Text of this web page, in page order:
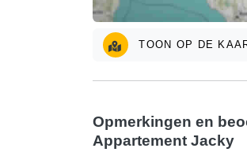
TOON OP DE
Opmerkingen en
Appartement Jacky